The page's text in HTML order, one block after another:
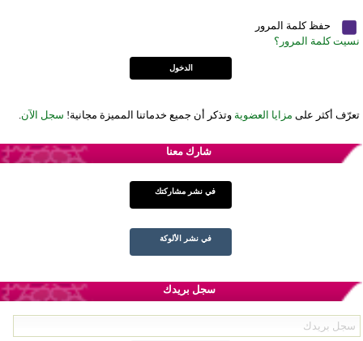
حفظ كلمة المرور
نسيت كلمة المرور؟
تعرّف أكثر على مزايا العضوية وتذكر أن جميع خدماتنا المميزة مجانية! سجل الآن
شارك معنا
في نشر مشاركتك
في نشر الألوكة
سجل بريدك